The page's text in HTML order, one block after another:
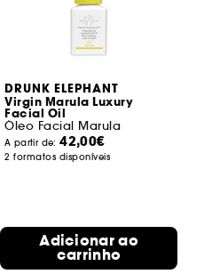
DRUNK ELEPHANT
Virgin Marula Luxury
Facial Oil
Óleo Facial Marula
A partir de:42,00€
2 formatos disponíveis
Adicionar ao
carrinho